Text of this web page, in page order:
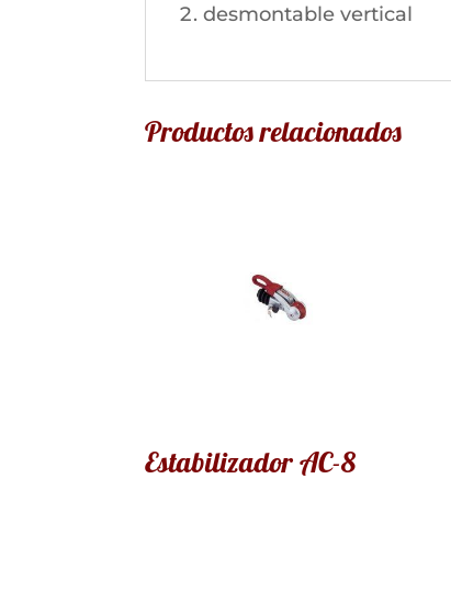
desmontable vertical
Productos relacionados
Estabilizador AC-8